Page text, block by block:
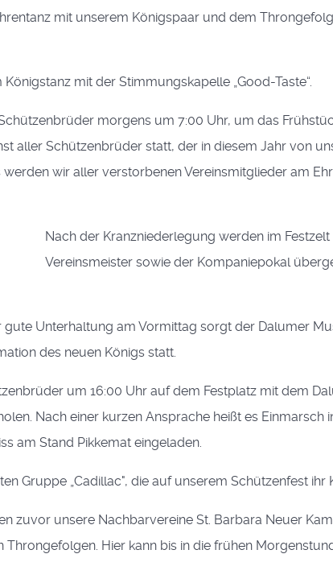
mit unserem Königspaar und dem
mit der Stimmungskapelle „Good-Taste“.
morgens um 7:00 Uhr, um das
aller Schützenbrüder statt, der in diesem Jahr von
wir aller verstorbenen Vereinsmitglieder am
Nach der Kranzniederlegung werden im
Vereinsmeister sowie der Kompaniepokal
Unterhaltung am Vormittag sorgt der Dalumer
des neuen Königs statt.
um 16:00 Uhr auf dem Festplatz mit dem
Nach einer kurzen Ansprache heißt es Einmarsch
am Stand Pikkemat eingeladen.
Gruppe „Cadillac", die auf unserem Schützenfest ihr
zuvor unsere Nachbarvereine St. Barbara Neuer
Hier kann bis in die frühen